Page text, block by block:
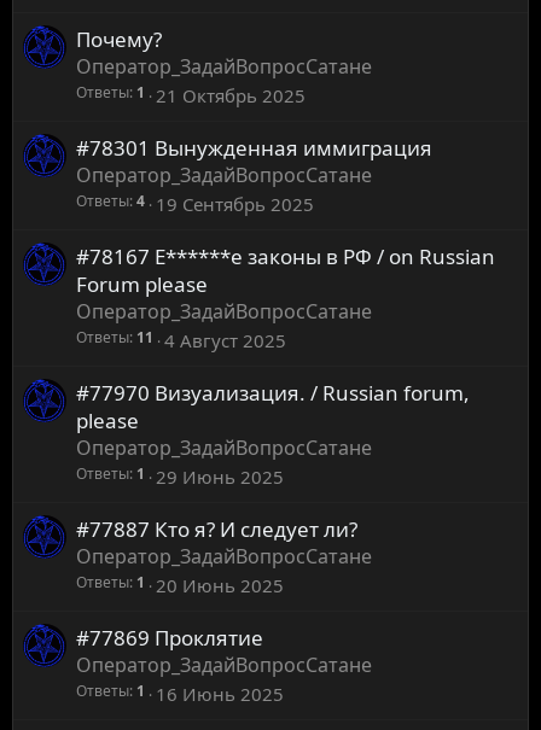
Почему?
Оператор_ЗадайВопросСатане
Ответы 1 21 Октябрь 2025
#78301 Вынужденная иммиграция
Оператор_ЗадайВопросСатане
Ответы 4 19 Сентябрь 2025
#78167 Е******е законы в РФ / on Russian
Forum please
Оператор_ЗадайВопросСатане
Ответы 11 4 Август 2025
#77970 Визуализация. / Russian forum,
please
Оператор_ЗадайВопросСатане
Ответы 1 29 Июнь 2025
#77887 Кто я? И следует ли?
Оператор_ЗадайВопросСатане
Ответы 1 20 Июнь 2025
#77869 Проклятие
Оператор_ЗадайВопросСатане
Ответы 1 16 Июнь 2025